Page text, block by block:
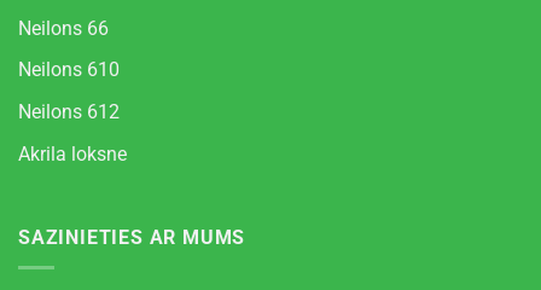
Neilons 66
Neilons 610
Neilons 612
Akrila loksne
SAZINIETIES AR MUMS